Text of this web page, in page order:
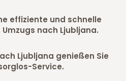
effiziente und schnelle
nach Ljubljana.
Ljubljana genießen Sie
Service.